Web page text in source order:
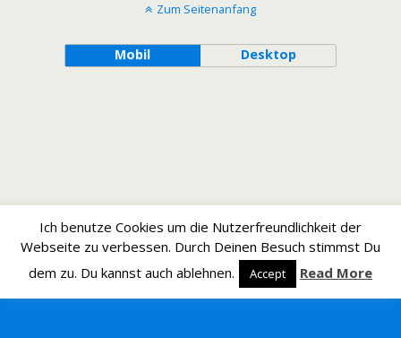
Zum Seitenanfang
Mobil Desktop
Ich benutze Cookies um die Nutzerfreundlichkeit der
Webseite zu verbessen. Durch Deinen Besuch stimmst Du
dem zu. Du kannst auch ablehnen.
Accept Read More